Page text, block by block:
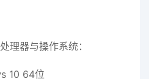
理器与操作系统：
10 64位